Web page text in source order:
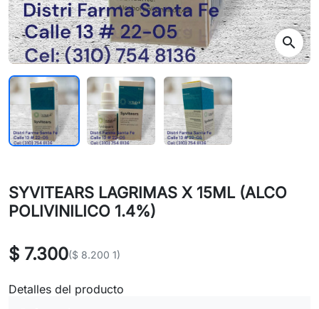
search
SYVITEARS LAGRIMAS X 15ML (ALCO
POLIVINILICO 1.4%)
$ 7.300($ 8.200 1)
Detalles del producto